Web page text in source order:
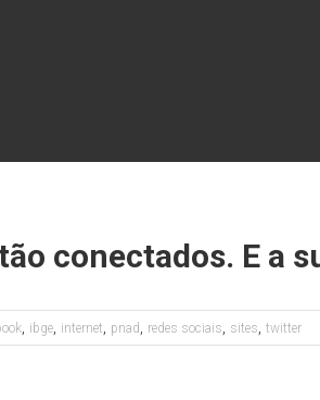
conectados. E a
, ibge, internet, pnad , redes sociais, sites, twitter